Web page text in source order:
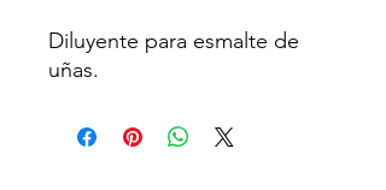
Diluyente para esmalte de
uñas.